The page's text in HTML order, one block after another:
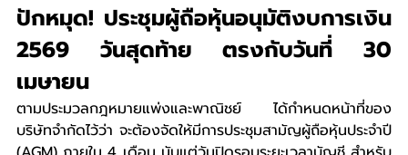
ปักหมุด! ประชุมผู้ถือหุ้นอนุมัติงบการเงิน
2569 วันสุดท้าย ตรงกับวันที่ 30
เมษายน
ตามประมวลกฎหมายแพ่งและพาณิชย์ ได้กำหนดหน้าที่ของ
บริษัทจำกัดไว้ว่า จะต้องจัดให้มีการประชุมสามัญผู้ถือหุ้นประจำปี